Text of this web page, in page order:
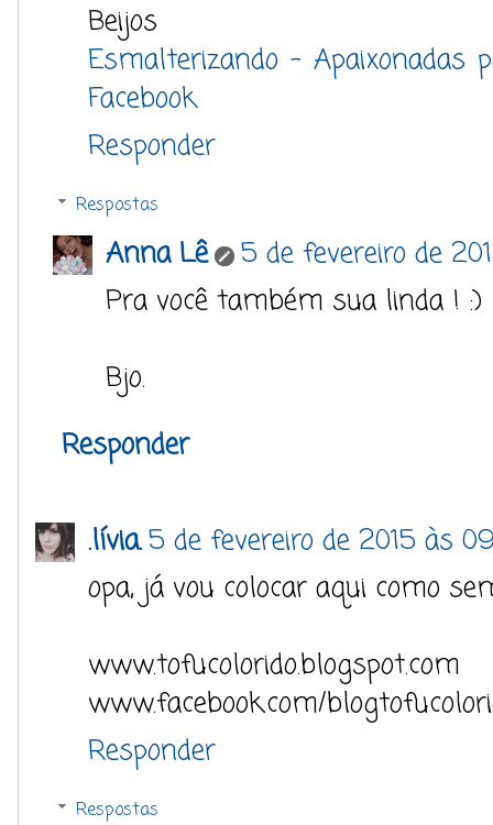
Beijos
Esmalterizando - Apaixonadas
Facebook
Responder
Respostas
Anna Lê
5 de fevereiro de
Pra você também sua linda ! :)
Bjo.
Responder
.lívia.5 de fevereiro de 2015 às
opa, já vou colocar aqui como
www.tofucolorido.blogspot.com
www.facebook.com/
Responder
Respostas